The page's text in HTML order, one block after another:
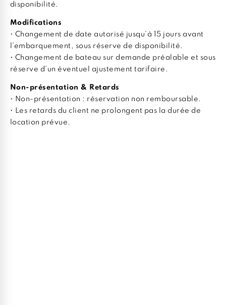
disponibilité.
Modifications
• Changement de date autorisé jusqu’à 15 jours avant
l’embarquement, sous réserve de disponibilité.
• Changement de bateau sur demande préalable et sous
réserve d’un éventuel ajustement tarifaire.
Non-présentation & Retards
• Non-présentation : réservation non remboursable.
• Les retards du client ne prolongent pas la durée de
location prévue.